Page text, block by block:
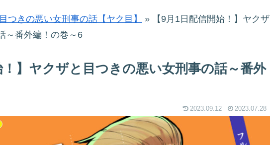
つきの悪い女刑事の話【ヤク目】 » 【9月1日配信開始！】ヤクザ
～番外編！の巻～6
！】ヤクザと目つきの悪い女刑事の話～番外
2023.09.12 2023.07.28